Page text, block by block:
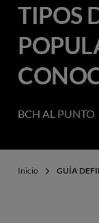
TIPOS
BCH AL PUNTO
Inicio GUÍA